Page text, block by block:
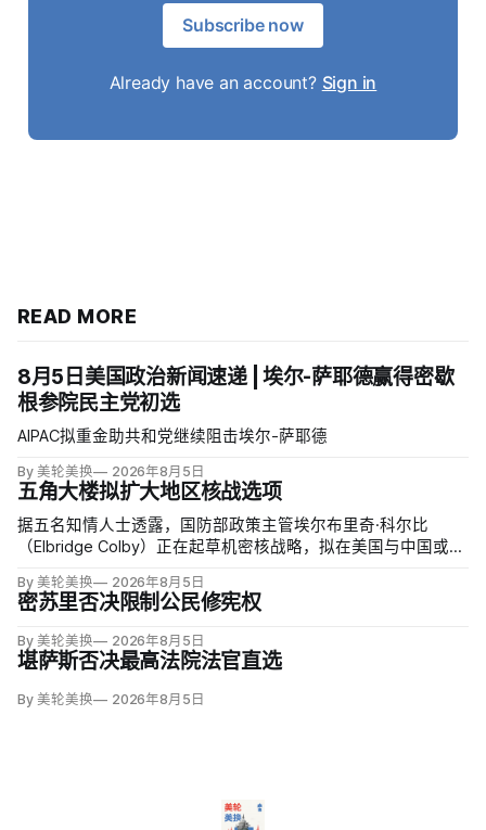
Subscribe now
Already have an account? Sign in
READ MORE
8月5日美国政治新闻速递 | 埃尔-萨耶德赢得密歇
根参院民主党初选
AIPAC拟重金助共和党继续阻击埃尔-萨耶德
By 美轮美换 2026年8月5日
五角大楼拟扩大地区核战选项
据五名知情人士透露，国防部政策主管埃尔布里奇·科尔比
（Elbridge Colby）正在起草机密核战略，拟在美国与中国或俄
提交总统选择的核报复方案。
By 美轮美换 2026年8月5日
密苏里否决限制公民修宪权
By 美轮美换 2026年8月5日
堪萨斯否决最高法院法官直选
By 美轮美换 2026年8月5日